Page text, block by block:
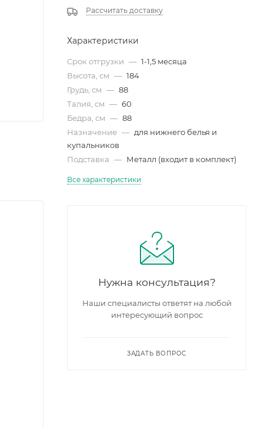
Рассчитать доставку
Характеристики
Срок отгрузки — 1-1,5 месяца
Высота, см — 184
Грудь, см — 88
Талия, см — 60
Бедра, см — 88
Назначение — для нижнего белья и
купальников
Подставка — Металл (входит в комплект)
Все характеристики
Нужна консультация?
Наши специалисты ответят на любой
интересующий вопрос
ЗАДАТЬ ВОПРОС